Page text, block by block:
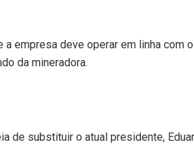
empresa deve operar em linha com
da mineradora.
de substituir o atual presidente,